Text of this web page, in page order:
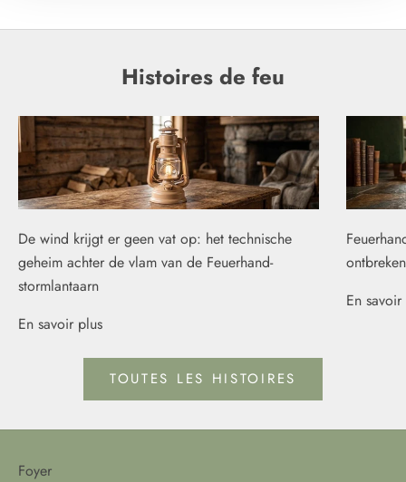
Histoires de feu
De wind krijgt er geen vat op: het technische
geheim achter de vlam van de Feuerhand-
stormlantaarn
En savoir plus
En
TOUTES LES HISTOIRES
Foyer